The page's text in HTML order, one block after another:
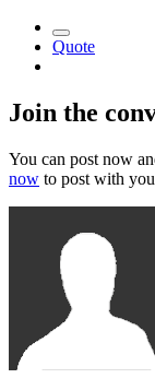
Quote
Join the
You can post now
now to post with